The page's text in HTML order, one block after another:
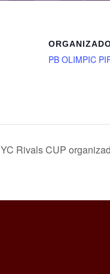
PB OLIMPIC
Rivals CUP